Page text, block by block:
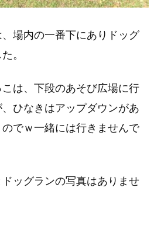
場内の一番下にありドッグ
。
は、下段のあそび広場に行
ひなきはアップダウンがあ
でｗ一緒には行きませんで
ッグランの写真はありませ